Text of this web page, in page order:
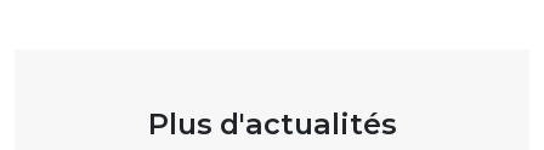
Plus d'actualités